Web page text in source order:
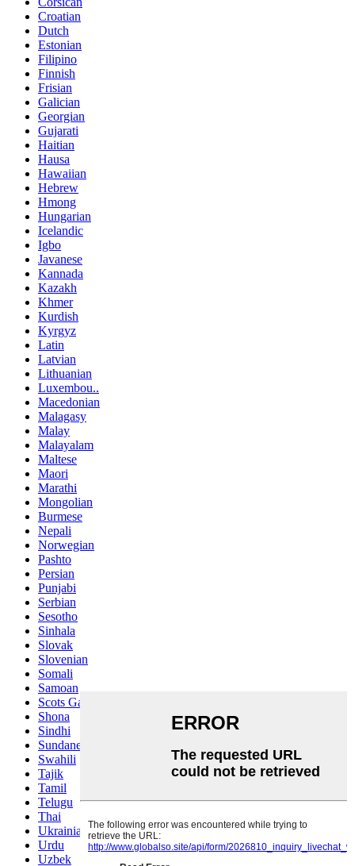
Croatian
Dutch
Estonian
Filipino
Finnish
Frisian
Galician
Georgian
Gujarati
Haitian
Hausa
Hawaiian
Hebrew
Hmong
Hungarian
Icelandic
Igbo
Javanese
Kannada
Kazakh
Khmer
Kurdish
Kyrgyz
Latin
Latvian
Lithuanian
Luxembou..
Macedonian
Malagasy
Malay
Malayalam
Maltese
Maori
Marathi
Mongolian
Burmese
Nepali
Norwegian
Pashto
Persian
Punjabi
Serbian
Sesotho
Sinhala
Slovak
Slovenian
Somali
Samoan
Scots Gaelic
Shona
Sindhi
Sundanese
Swahili
Tajik
Tamil
Telugu
Thai
Ukrainian
Urdu
Uzbek